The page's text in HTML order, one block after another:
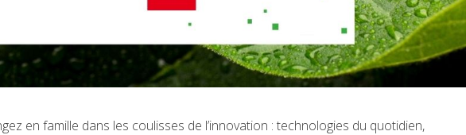
en famille dans les coulisses de l’innovation : technologies du quotidien,